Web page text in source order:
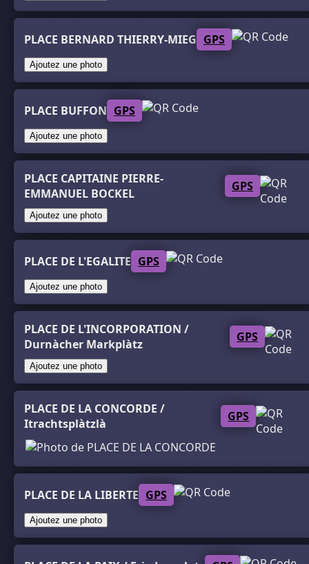
PLACE BERNARD THIERRY-MIEG GPS
Ajoutez une photo
PLACE BUFFON GPS
Ajoutez une photo
PLACE CAPITAINE PIERRE-
EMMANUEL BOCKEL
GPS
Ajoutez une photo
PLACE DE L'EGALITE GPS
Ajoutez une photo
PLACE DE L'INCORPORATION /
Durnàcher Markplàtz
GPS
Ajoutez une photo
PLACE DE LA CONCORDE /
Itrachtsplàtzlà
GPS
PLACE DE LA LIBERTE GPS
Ajoutez une photo